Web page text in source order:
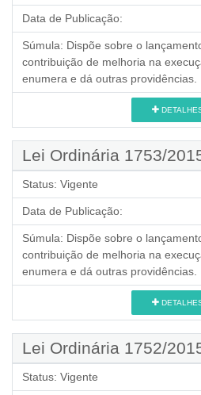
Data de Publicação:
Súmula: Dispõe sobre o
contribuição de melhoria na
enumera e dá outras providências.
Lei Ordinária 1753/
Status: Vigente
Data de Publicação:
Súmula: Dispõe sobre o
contribuição de melhoria na
enumera e dá outras providências.
Lei Ordinária 1752/
Status: Vigente